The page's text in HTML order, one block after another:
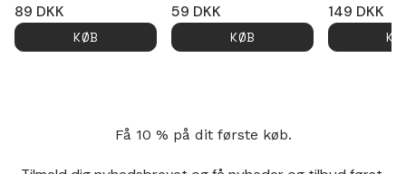
89 DKK
KØB
59 DKK
KØB
149 DKK
Få 10 % på dit første køb.